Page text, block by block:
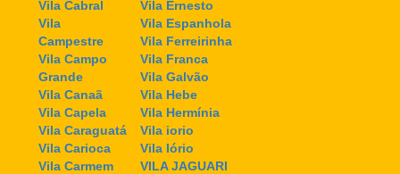
Vila Cabral
Vila
Campestre
Vila Campo
Grande
Vila Canaã
Vila Capela
Vila Caraguatá
Vila Carioca
Vila Carmem
Vila Ernesto
Vila Espanhola
Vila Ferreirinha
Vila Franca
Vila Galvão
Vila Hebe
Vila Hermínia
Vila iorio
Vila Iório
VILA JAGUARI